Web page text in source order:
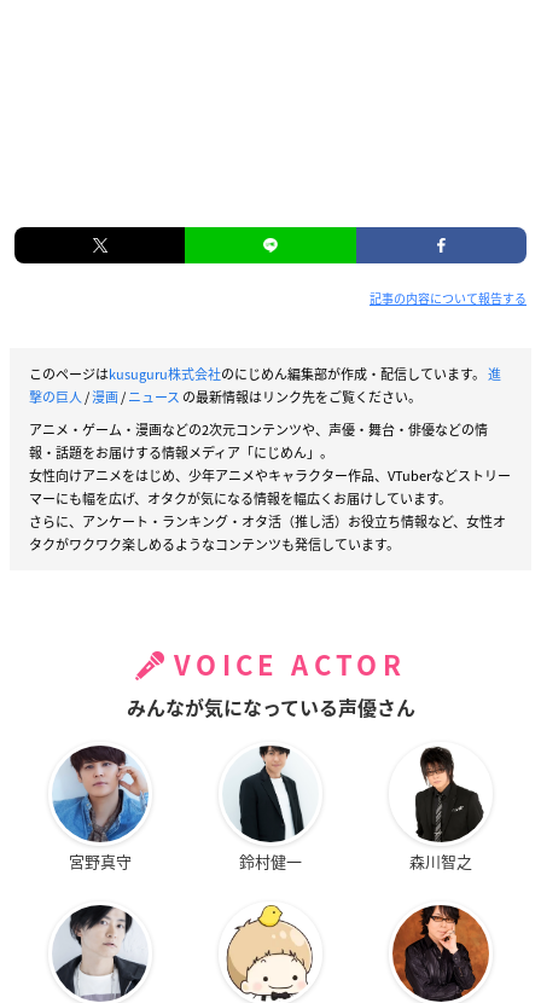
記事の内容について報告する
このページはkusuguru株式会社のにじめん編集部が作成・配信しています。 進
撃の巨人/漫画/ニュース の最新情報はリンク先をご覧ください。
アニメ・ゲーム・漫画などの2次元コンテンツや、声優・舞台・俳優などの情
報・話題をお届けする情報メディア「にじめん」。
女性向けアニメをはじめ、少年アニメやキャラクター作品、VTuberなどストリー
マーにも幅を広げ、オタクが気になる情報を幅広くお届けしています。
さらに、アンケート・ランキング・オタ活（推し活）お役立ち情報など、女性オ
タクがワクワク楽しめるようなコンテンツも発信しています。
VOICE ACTOR
みんなが気になっている声優さん
宮野真守 鈴村健一 森川智之